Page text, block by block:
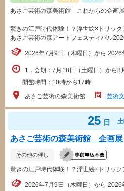
あさご芸術の森美術館 これからの企画
驚きの江戸時代体験！？浮世絵×トリック
あさご芸術の森アートフェスティバル
2026年7月9日（木曜日）から 2026
1．会期：7月18日（土曜日）から8
開館時間：10時から17時
あさご芸術の森美術館
芸術
25 日
あさご芸術の森美術館 企画展
その他の催し
驚きの江戸時代体験！？浮世絵×トリック
2026年7月9日（木曜日）から 2026